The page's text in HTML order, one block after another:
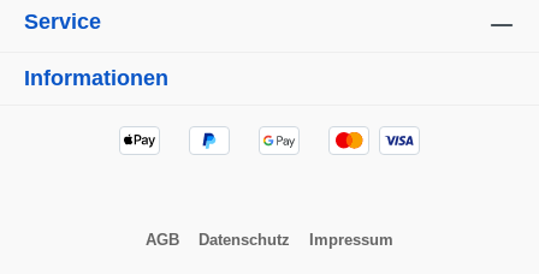
Service
Informationen
AGB Datenschutz Impressum